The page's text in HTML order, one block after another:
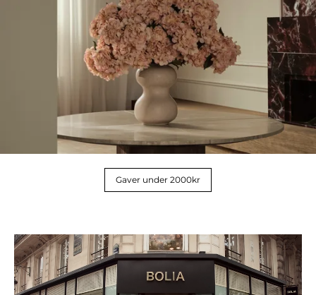
Gaver under 2000kr